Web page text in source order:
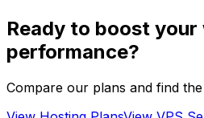
Ready to boost your
performance?
Compare our plans and find